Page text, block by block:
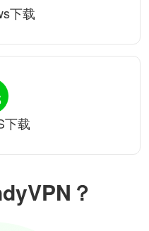
？
下载
下载